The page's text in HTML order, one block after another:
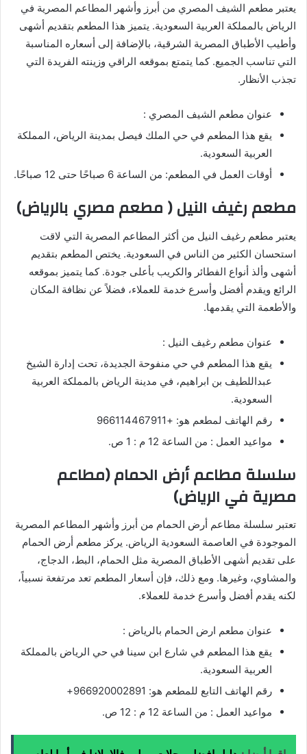
يعتبر مطعم الشيف المصري من أبرز وأشهر المطاعم المصرية في
الرياض بالمملكة العربية السعودية. يتميز هذا المطعم بتقديم أشهى
وأطيب الأطباق المصرية الشرقية، بالإضافة إلى أسعاره المناسبة
التي تناسب الجميع. كما يتمتع بموقعه الراقي وزينته الفريدة التي
تجذب الأنظار.
عنوان مطعم الشيف المصري :
يقع هذا المطعم في حي الملك فيصل بمدينة الرياض، المملكة
العربية السعودية.
أوقات العمل في المطعم: من الساعة 6 صباحًا حتى 12 صباحًا.
مطعم رغيف النيل ( مطعم مصري بالرياض)
يعتبر مطعم رغيف النيل من أكثر المطاعم المصرية التي لاقت
استحسان الكثير من الناس في السعودية. يختص المطعم بتقديم
أشهى وألذ أنواع الفطائر والكريب بأعلى جودة. كما يتميز بموقعه
الرائع ويقدم أفضل وأسرع خدمة للعملاء، فضلاً عن نظافة المكان
والأطعمة التي يقدمها.
عنوان مطعم رغيف النيل :
يقع هذا المطعم في حي منفوحة الجديدة، تحت إدارة الشيخ
عبداللطيف بن ابراهيم، في مدينة الرياض بالمملكة العربية
السعودية.
رقم الهاتف لمطعم هو: +966114467911
مواعيد العمل : من الساعة 12 م : 1 ص.
سلسلة مطاعم أرض الحمام (مطاعم
مصرية في الرياض)
تعتبر سلسلة مطاعم أرض الحمام من أبرز وأشهر المطاعم المصرية
الموجودة في العاصمة السعودية الرياض. يركز مطعم أرض الحمام
على تقديم أشهى الأطباق المصرية مثل الحمام، البط، الدجاج،
والمشاوي، وغيرها. ومع ذلك، فإن أسعار المطعم تعد مرتفعة نسبياً،
لكنه يقدم أفضل وأسرع خدمة للعملاء.
عنوان مطعم ارض الحمام بالرياض :
يقع هذا المطعم في شارع ابن سينا في حي الرياض بالمملكة
العربية السعودية.
رقم الهاتف التابع للمطعم هو: 966920002891+
مواعيد العمل : من الساعة 12 م : 12 ص.